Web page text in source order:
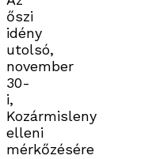
őszi
idény
utolsó,
november
30-
i,
Kozármisleny
elleni
mérkőzésére